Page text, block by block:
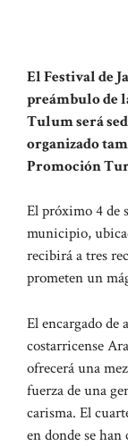
El Festival de
preámbulo de
Tulum será
organizado
Promoción
El próximo 4 de
municipio,
recibirá a tres
prometen un
El encargado de
costarricense
ofrecerá una
fuerza de una
carisma. El
en donde se